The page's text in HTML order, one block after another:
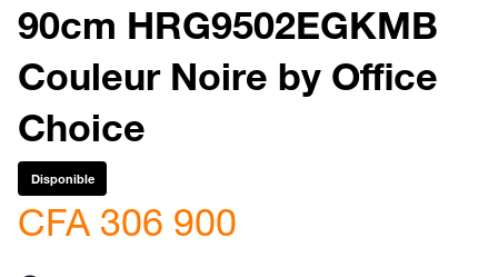
90cm HRG9502EGKMB
Couleur Noire by Office
Choice
Disponible
CFA 306 900